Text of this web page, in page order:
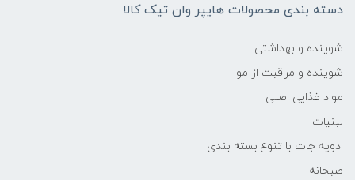
دسته بندی محصولات هایپر وان تیک کالا
شوینده و بهداشتی
شوینده و مراقبت از مو
مواد غذایی اصلی
لبنیات
ادویه جات با تنوع بسته بندی
صبحانه